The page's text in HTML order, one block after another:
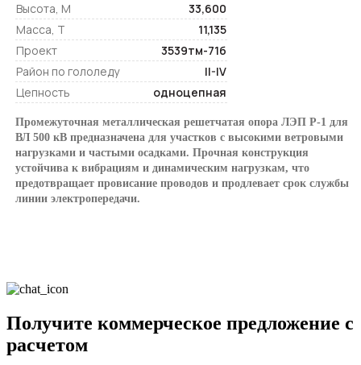
Высота, М
33,600
Масса, Т
11,135
Проект
3539тм-71б
Район по гололеду
II-IV
Цепность
одноцепная
Промежуточная металлическая решетчатая опора ЛЭП Р-1 для
ВЛ 500 кВ предназначена для участков с высокими ветровыми
нагрузками и частыми осадками. Прочная конструкция
устойчива к вибрациям и динамическим нагрузкам, что
предотвращает провисание проводов и продлевает срок службы
линии электропередачи.
Получите коммерческое предложение с
расчетом